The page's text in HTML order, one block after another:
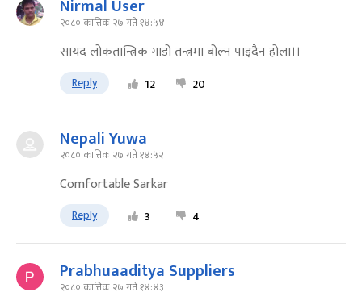
Nirmal User
२०८० कात्तिक २७ गते १४:५४
सायद लोकतान्त्रिक गाडो तन्त्रमा बोल्न पाइदैन होला।।
Reply 12 20
Nepali Yuwa
२०८० कात्तिक २७ गते १४:५२
Comfortable Sarkar
Reply 3 4
Prabhuaaditya Suppliers
२०८० कात्तिक २७ गते १४:४३